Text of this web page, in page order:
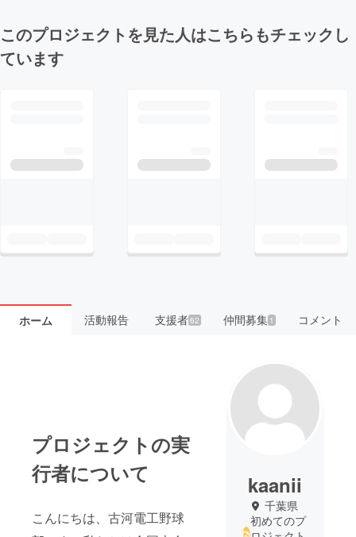
このプロジェクトを見た人はこちらもチェックし
ています
ホーム 活動報告 支援者62 仲間募集 1 コメント
プロジェクトの実
行者について
こんにちは、古河電工野球
kaanii
千葉県
初めてのプ